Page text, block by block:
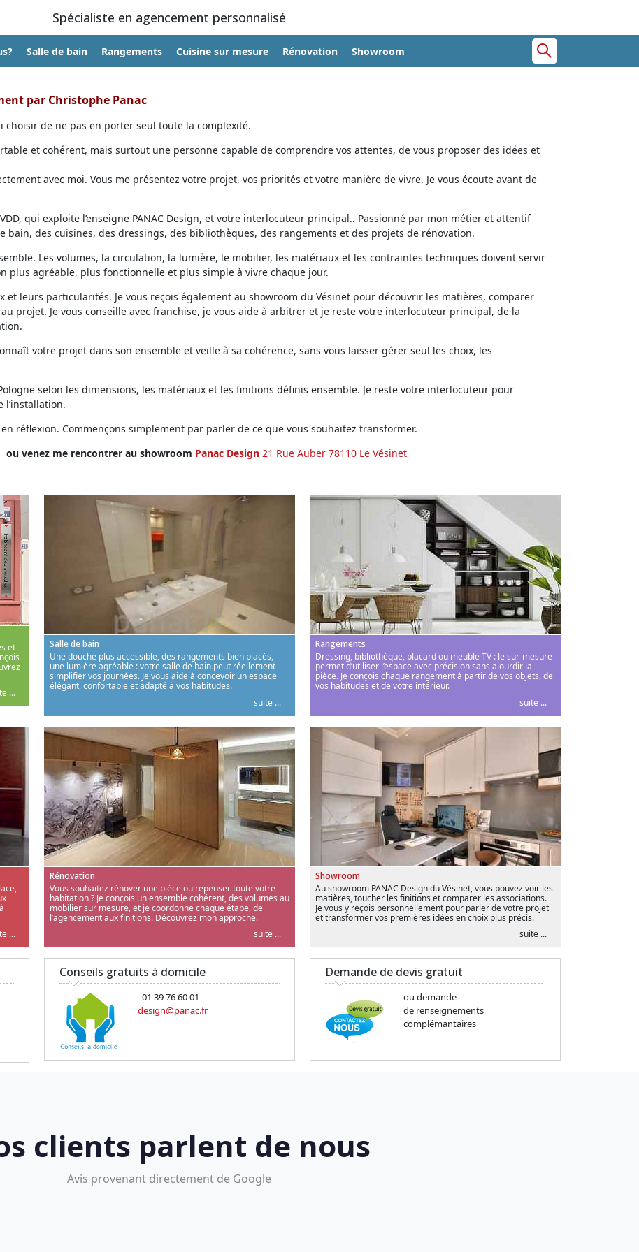
Spécialiste en agencement personnalisé
Salle de bain Rangements Cuisine sur mesure Rénovation Showroom
par Christophe Panac
choisir de ne pas en porter seul toute la complexité.
et cohérent, mais surtout une personne capable de comprendre vos attentes, de vous proposer des idées et
avec moi. Vous me présentez votre projet, vos priorités et votre manière de vivre. Je vous écoute avant de
qui exploite l’enseigne PANAC Design, et votre interlocuteur principal.. Passionné par mon métier et attentif
bain, des cuisines, des dressings, des bibliothèques, des rangements et des projets de rénovation.
Les volumes, la circulation, la lumière, le mobilier, les matériaux et les contraintes techniques doivent servir
plus agréable, plus fonctionnelle et plus simple à vivre chaque jour.
et leurs particularités. Je vous reçois également au showroom du Vésinet pour découvrir les matières, comparer
projet. Je vous conseille avec franchise, je vous aide à arbitrer et je reste votre interlocuteur principal, de la
votre projet dans son ensemble et veille à sa cohérence, sans vous laisser gérer seul les choix, les
selon les dimensions, les matériaux et les finitions définis ensemble. Je reste votre interlocuteur pour
l’installation.
réflexion. Commençons simplement par parler de ce que vous souhaitez transformer.
ou venez me rencontrer au showroom Panac Design 21 Rue Auber 78110 Le Vésinet
et
...
Salle de bain
Une douche plus accessible, des rangements bien placés,
une lumière agréable : votre salle de bain peut réellement
simplifier vos journées. Je vous aide à concevoir un espace
élégant, confortable et adapté à vos habitudes.
suite ...
Rangements
Dressing, bibliothèque, placard ou meuble TV : le sur-mesure
permet d’utiliser l’espace avec précision sans alourdir la
pièce. Je conçois chaque rangement à partir de vos objets, de
vos habitudes et de votre intérieur.
suite ...
...
Rénovation
Vous souhaitez rénover une pièce ou repenser toute votre
habitation ? Je conçois un ensemble cohérent, des volumes au
mobilier sur mesure, et je coordonne chaque étape, de
l’agencement aux finitions. Découvrez mon approche.
suite ...
Showroom
Au showroom PANAC Design du Vésinet, vous pouvez voir les
matières, toucher les finitions et comparer les associations.
Je vous y reçois personnellement pour parler de votre projet
et transformer vos premières idées en choix plus précis.
suite ...
Conseils gratuits à domicile
01 39 76 60 01
design@panac.fr
Demande de devis gratuit
ou demande
de renseignements
complémantaires
clients parlent de nous
Avis provenant directement de Google